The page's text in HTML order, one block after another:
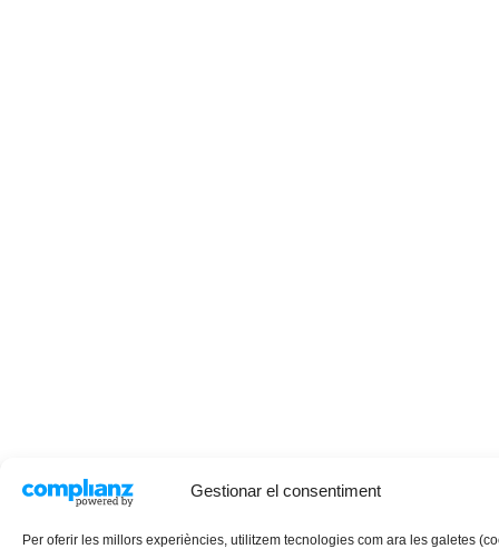
Gestionar el consentiment
Per oferir les millors experiències, utilitzem tecnologies com ara les galetes